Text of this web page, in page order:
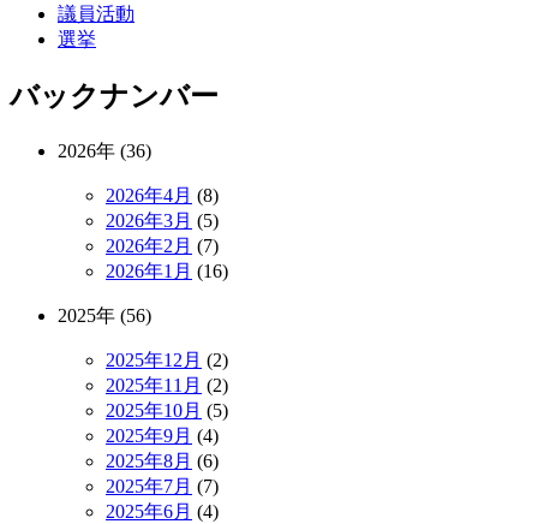
議員活動
選挙
バックナンバー
2026年 (36)
2026年4月 (8)
2026年3月 (5)
2026年2月 (7)
2026年1月 (16)
2025年 (56)
2025年12月 (2)
2025年11月 (2)
2025年10月 (5)
2025年9月 (4)
2025年8月 (6)
2025年7月 (7)
2025年6月 (4)